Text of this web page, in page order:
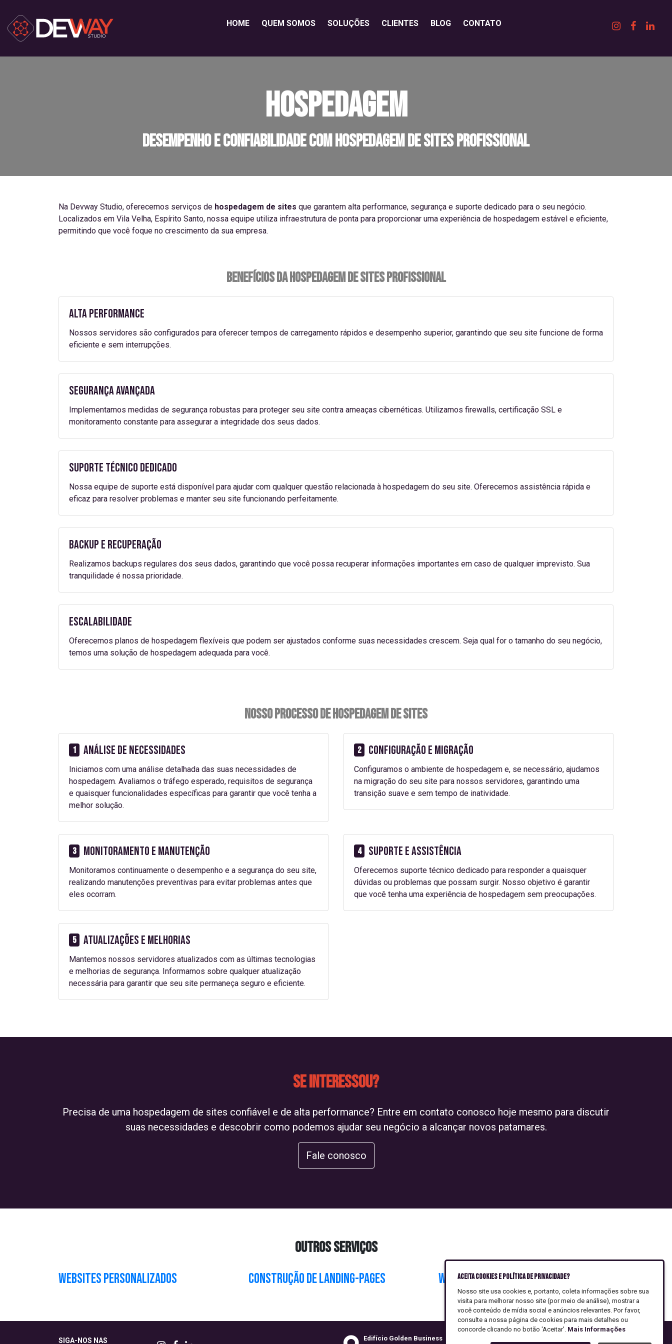
HOME QUEM SOMOS SOLUÇÕES CLIENTES BLOG CONTATO
HOSPEDAGEM
Desempenho e Confiabilidade com Hospedagem de Sites Profissional
Na Devway Studio, oferecemos serviços de hospedagem de sites que garantem alta performance, segurança e suporte dedicado para o seu negócio.
Localizados em Vila Velha, Espírito Santo, nossa equipe utiliza infraestrutura de ponta para proporcionar uma experiência de hospedagem estável e eficiente,
permitindo que você foque no crescimento da sua empresa.
Benefícios da Hospedagem de Sites Profissional
Alta Performance
Nossos servidores são configurados para oferecer tempos de carregamento rápidos e desempenho superior, garantindo que seu site funcione de forma
eficiente e sem interrupções.
Segurança Avançada
Implementamos medidas de segurança robustas para proteger seu site contra ameaças cibernéticas. Utilizamos firewalls, certificação SSL e
monitoramento constante para assegurar a integridade dos seus dados.
Suporte Técnico Dedicado
Nossa equipe de suporte está disponível para ajudar com qualquer questão relacionada à hospedagem do seu site. Oferecemos assistência rápida e
eficaz para resolver problemas e manter seu site funcionando perfeitamente.
Backup e Recuperação
Realizamos backups regulares dos seus dados, garantindo que você possa recuperar informações importantes em caso de qualquer imprevisto. Sua
tranquilidade é nossa prioridade.
Escalabilidade
Oferecemos planos de hospedagem flexíveis que podem ser ajustados conforme suas necessidades crescem. Seja qual for o tamanho do seu negócio,
temos uma solução de hospedagem adequada para você.
Nosso Processo de Hospedagem de Sites
1 Análise de Necessidades
Iniciamos com uma análise detalhada das suas necessidades de
hospedagem. Avaliamos o tráfego esperado, requisitos de segurança
e quaisquer funcionalidades específicas para garantir que você tenha a
melhor solução.
2 Configuração e Migração
Configuramos o ambiente de hospedagem e, se necessário, ajudamos
na migração do seu site para nossos servidores, garantindo uma
transição suave e sem tempo de inatividade.
3 Monitoramento e Manutenção
Monitoramos continuamente o desempenho e a segurança do seu site,
realizando manutenções preventivas para evitar problemas antes que
eles ocorram.
4 Suporte e Assistência
Oferecemos suporte técnico dedicado para responder a quaisquer
dúvidas ou problemas que possam surgir. Nosso objetivo é garantir
que você tenha uma experiência de hospedagem sem preocupações.
5 Atualizações e Melhorias
Mantemos nossos servidores atualizados com as últimas tecnologias
e melhorias de segurança. Informamos sobre qualquer atualização
necessária para garantir que seu site permaneça seguro e eficiente.
Se interessou?
Precisa de uma hospedagem de sites confiável e de alta performance? Entre em contato conosco hoje mesmo para discutir
suas necessidades e descobrir como podemos ajudar seu negócio a alcançar novos patamares.
Fale conosco
OUTROS SERVIÇOS
Websites Personalizados Construção de Landing-pages Websites em Wordpress
SIGA-NOS NAS Edifício Golden Business
Aceita Cookies e Política de Privacidade?
Nosso site usa cookies e, portanto, coleta informações sobre sua
visita para melhorar nosso site (por meio de análise), mostrar a
você conteúdo de mídia social e anúncios relevantes. Por favor,
consulte a nossa página de cookies para mais detalhes ou
concorde clicando no botão 'Aceitar'. Mais Informações